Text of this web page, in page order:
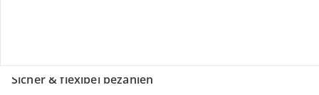
Sicher & flexibel bezahlen